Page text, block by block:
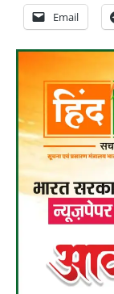
Email